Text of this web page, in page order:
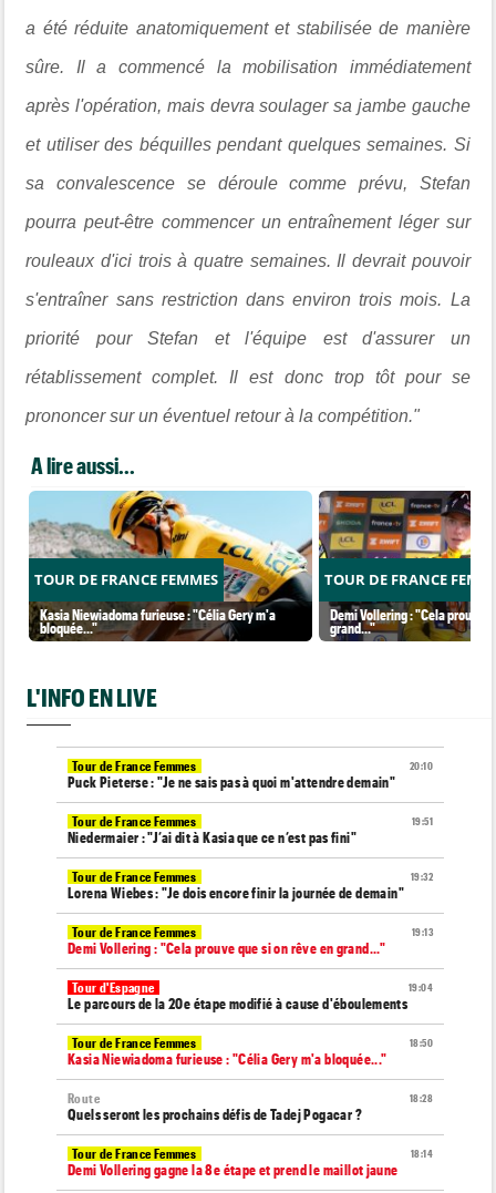
a été réduite anatomiquement et stabilisée de manière
sûre. Il a commencé la mobilisation immédiatement
après l'opération, mais devra soulager sa jambe gauche
et utiliser des béquilles pendant quelques semaines. Si
sa convalescence se déroule comme prévu, Stefan
pourra peut-être commencer un entraînement léger sur
rouleaux d'ici trois à quatre semaines. Il devrait pouvoir
s'entraîner sans restriction dans environ trois mois. La
priorité pour Stefan et l'équipe est d'assurer un
rétablissement complet. Il est donc trop tôt pour se
prononcer sur un éventuel retour à la compétition."
A lire aussi...
TOUR DE FRANCE FEMMES
Kasia Niewiadoma furieuse : "Célia Gery m'a
bloquée..."
TOUR DE FRANCE
Demi Vollering : "Cela prouve
grand..."
L'INFO EN LIVE
20:10
Tour de France Femmes
Puck Pieterse : "Je ne sais pas à quoi m'attendre demain"
19:51
Tour de France Femmes
Niedermaier : "J’ai dit à Kasia que ce n’est pas fini"
19:32
Tour de France Femmes
Lorena Wiebes : "Je dois encore finir la journée de demain"
19:13
Tour de France Femmes
Demi Vollering : "Cela prouve que si on rêve en grand..."
19:04
Tour d'Espagne
Le parcours de la 20e étape modifié à cause d'éboulements
18:50
Tour de France Femmes
Kasia Niewiadoma furieuse : "Célia Gery m'a bloquée..."
18:28
Route
Quels seront les prochains défis de Tadej Pogacar ?
18:14
Tour de France Femmes
Demi Vollering gagne la 8e étape et prend le maillot jaune